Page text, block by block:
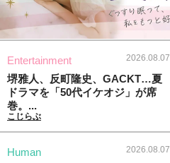
Entertainment 2026.08.07
堺雅人、反町隆史、GACKT…夏
ドラマを「50代イケオジ」が席
巻。...
こじらぶ
Human 2026.08.07